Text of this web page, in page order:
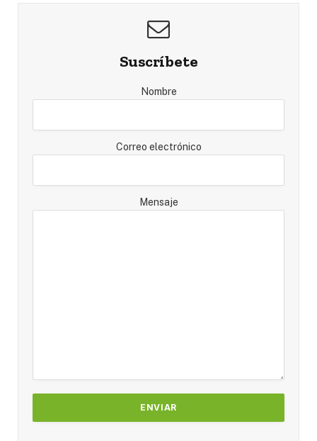
Suscríbete
Nombre
Correo electrónico
Mensaje